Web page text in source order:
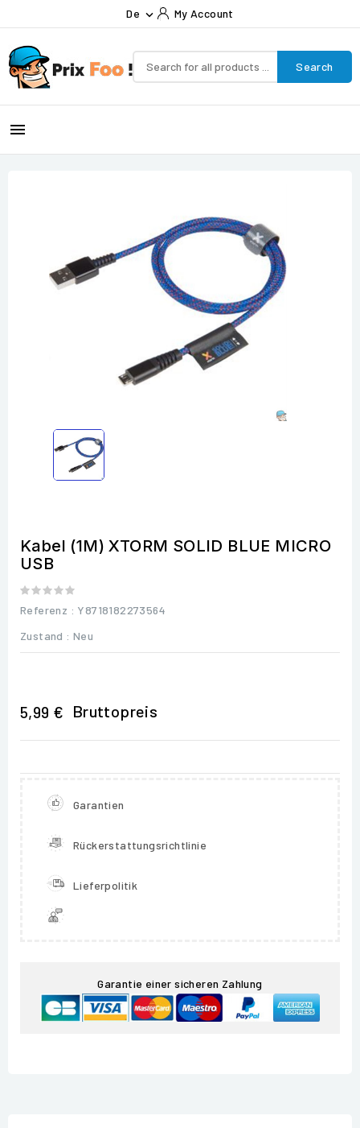
De  My Account
Search

Kabel (1M) XTORM SOLID BLUE MICRO
USB
Referenz : Y8718182273564
Zustand : Neu
5,99 € Bruttopreis
Garantien
Rückerstattungsrichtlinie
Lieferpolitik
Garantie einer sicheren Zahlung